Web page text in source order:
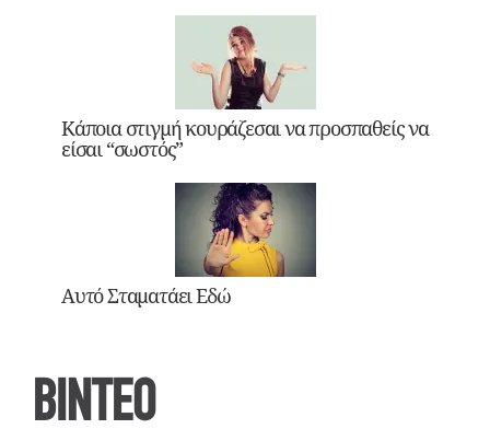
Κάποια στιγμή κουράζεσαι να προσπαθείς να
είσαι “σωστός”
Αυτό Σταματάει Εδώ
ΒΙΝΤΕΟ